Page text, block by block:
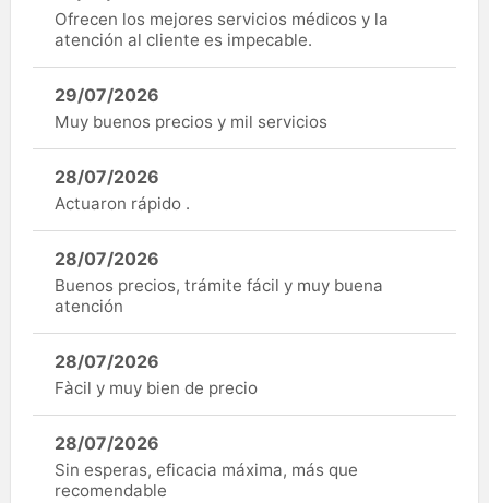
Ofrecen los mejores servicios médicos y la
atención al cliente es impecable.
29/07/2026
Muy buenos precios y mil servicios
28/07/2026
Actuaron rápido .
28/07/2026
Buenos precios, trámite fácil y muy buena
atención
28/07/2026
Fàcil y muy bien de precio
28/07/2026
Sin esperas, eficacia máxima, más que
recomendable